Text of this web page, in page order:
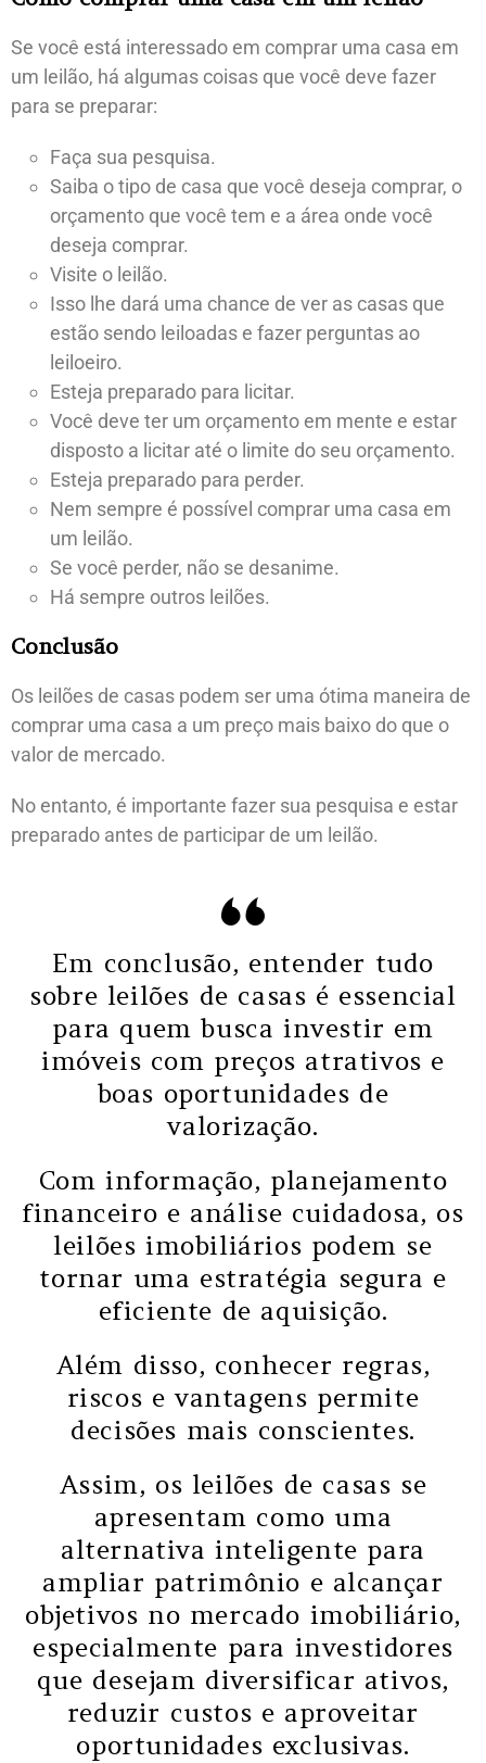
Se você está interessado em comprar uma casa em
um leilão, há algumas coisas que você deve fazer
para se preparar:
Faça sua pesquisa.
Saiba o tipo de casa que você deseja comprar, o
orçamento que você tem e a área onde você
deseja comprar.
Visite o leilão.
Isso lhe dará uma chance de ver as casas que
estão sendo leiloadas e fazer perguntas ao
leiloeiro.
Esteja preparado para licitar.
Você deve ter um orçamento em mente e estar
disposto a licitar até o limite do seu orçamento.
Esteja preparado para perder.
Nem sempre é possível comprar uma casa em
um leilão.
Se você perder, não se desanime.
Há sempre outros leilões.
Conclusão
Os leilões de casas podem ser uma ótima maneira de
comprar uma casa a um preço mais baixo do que o
valor de mercado.
No entanto, é importante fazer sua pesquisa e estar
preparado antes de participar de um leilão.
Em conclusão, entender tudo
sobre leilões de casas é essencial
para quem busca investir em
imóveis com preços atrativos e
boas oportunidades de
valorização.
Com informação, planejamento
financeiro e análise cuidadosa, os
leilões imobiliários podem se
tornar uma estratégia segura e
eficiente de aquisição.
Além disso, conhecer regras,
riscos e vantagens permite
decisões mais conscientes.
Assim, os leilões de casas se
apresentam como uma
alternativa inteligente para
ampliar patrimônio e alcançar
objetivos no mercado imobiliário,
especialmente para investidores
que desejam diversificar ativos,
reduzir custos e aproveitar
oportunidades exclusivas.